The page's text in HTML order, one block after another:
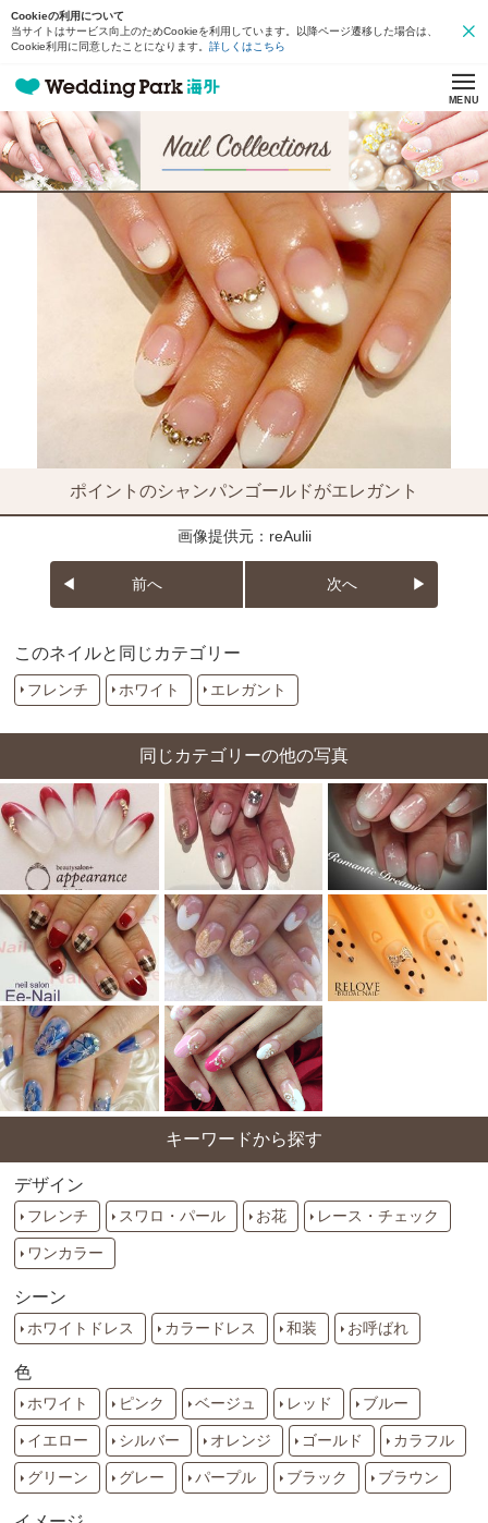
Cookieの利用について
当サイトはサービス向上のためCookieを利用しています。以降ページ遷移した場合は、
Cookie利用に同意したことになります。 詳しくはこちら
MENU
ポイントのシャンパンゴールドがエレガント
画像提供元：reAulii
前へ 次へ
このネイルと同じカテゴリー
フレンチ ホワイト エレガント
同じカテゴリーの他の写真
キーワードから探す
デザイン
フレンチ スワロ・パール お花 レース・チェック
ワンカラー
シーン
ホワイトドレス カラードレス 和装 お呼ばれ
色
ホワイト ピンク ベージュ レッド ブルー
イエロー シルバー オレンジ ゴールド カラフル
グリーン グレー パープル ブラック ブラウン